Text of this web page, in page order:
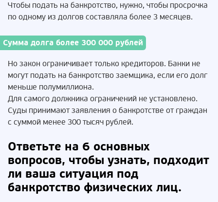
Чтобы подать на банкротство, нужно, чтобы просрочка
по одному из долгов составляла более 3 месяцев.
Сумма долга более 300 000 рублей
Но закон ограничивает только кредиторов. Банки не
могут подать на банкротство заемщика, если его долг
меньше полумиллиона.
Для самого должника ограничений не установлено.
Суды принимают заявления о банкротстве от граждан
с суммой менее 300 тысяч рублей.
Ответьте на 6 основных
вопросов, чтобы узнать, подходит
ли ваша ситуация под
банкротство физических лиц.